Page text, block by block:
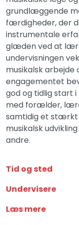
grundlæggende
færdigheder, der
instrumentale
glæden ved at
undervisningen
musikalsk arbejde
engagementet
god og tidlig start
med forælder,
samtidig et stærkt
musikalsk
andre.
Tid og sted
Undervisere
Læs mere